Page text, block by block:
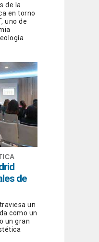
de la
en torno
uno de
de
un
como un
un gran